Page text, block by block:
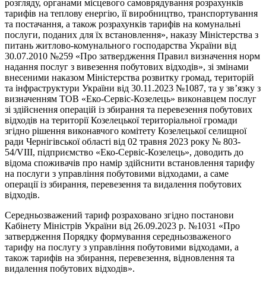
розгляду, органами місцевого самоврядування розрахунків
тарифів на теплову енергію, її виробництво, транспортування
та постачання, а також розрахунків тарифів на комунальні
послуги, поданих для їх встановлення», наказу Міністерства з
питань житлово-комунального господарства України від
30.07.2010 №259 «Про затвердження Правил визначення норм
надання послуг з вивезення побутових відходів», зі змінами
внесеними наказом Міністерства розвитку громад, територій
та інфраструктури України від 30.11.2023 №1087, та у зв’язку з
визначенням ТОВ «Еко-Сервіс-Козелець» виконавцем послуг
зі здійснення операцій із збирання та перевезення побутових
відходів на території Козелецької територіальної громади
згідно рішення виконавчого комітету Козелецької селищної
ради Чернігівської області від 02 травня 2023 року № 803-
54/VIII, підприємство «Еко-Сервіс-Козелець», доводить до
відома споживачів про намір здійснити встановлення тарифу
на послуги з управління побутовими відходами, а саме
операції із збирання, перевезення та видалення побутових
відходів.
Середньозважений тариф розраховано згідно постанови
Кабінету Міністрів України від 26.09.2023 р. №1031 «Про
затвердження Порядку формування середньозваженого
тарифу на послугу з управління побутовими відходами, а
також тарифів на збирання, перевезення, відновлення та
видалення побутових відходів».